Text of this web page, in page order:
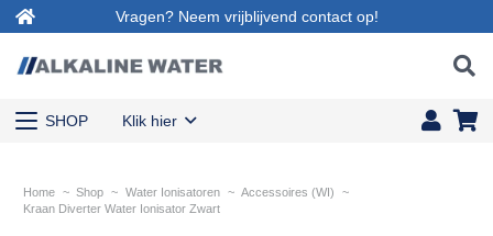
Vragen? Neem vrijblijvend contact op!
SHOP Klik hier
Home ~ Shop ~ Water Ionisatoren ~ Accessoires (WI)
~
Kraan Diverter Water Ionisator Zwart